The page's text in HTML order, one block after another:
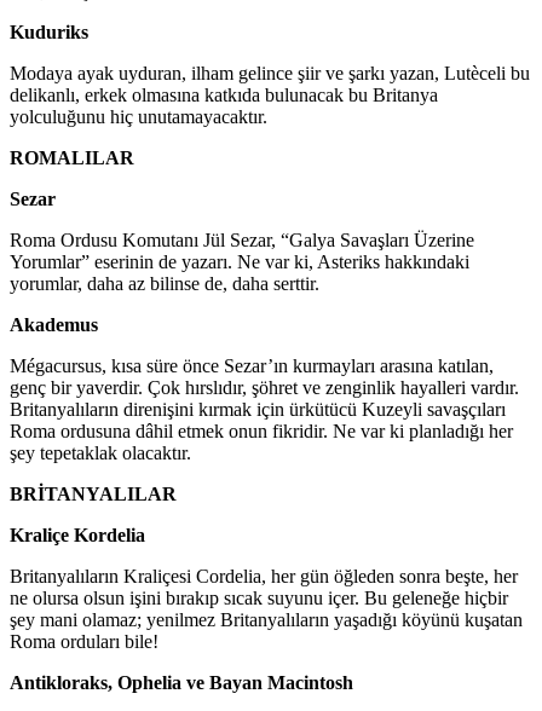
Kuduriks
Modaya ayak uyduran, ilham gelince şiir ve şarkı yazan, Lutèceli bu
delikanlı, erkek olmasına katkıda bulunacak bu Britanya
yolculuğunu hiç unutamayacaktır.
ROMALILAR
Sezar
Roma Ordusu Komutanı Jül Sezar, “Galya Savaşları Üzerine
Yorumlar” eserinin de yazarı. Ne var ki, Asteriks hakkındaki
yorumlar, daha az bilinse de, daha serttir.
Akademus
Mégacursus, kısa süre önce Sezar’ın kurmayları arasına katılan,
genç bir yaverdir. Çok hırslıdır, şöhret ve zenginlik hayalleri vardır.
Britanyalıların direnişini kırmak için ürkütücü Kuzeyli savaşçıları
Roma ordusuna dâhil etmek onun fikridir. Ne var ki planladığı her
şey tepetaklak olacaktır.
BRİTANYALILAR
Kraliçe Kordelia
Britanyalıların Kraliçesi Cordelia, her gün öğleden sonra beşte, her
ne olursa olsun işini bırakıp sıcak suyunu içer. Bu geleneğe hiçbir
şey mani olamaz; yenilmez Britanyalıların yaşadığı köyünü kuşatan
Roma orduları bile!
Antikloraks, Ophelia ve Bayan Macintosh